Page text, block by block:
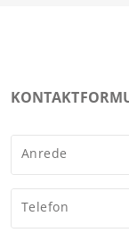
Anrede
Telefon